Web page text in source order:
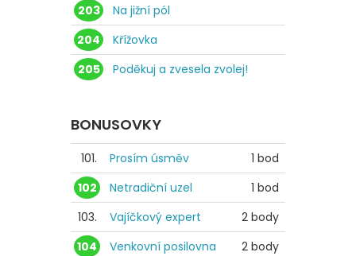
203
Na jižní pól
204
Křížovka
205
Poděkuj a zvesela zvolej!
BONUSOVKY
101. Prosím úsměv
1 bod
102
Netradiční uzel
1 bod
103.
Vajíčkový expert
2 body
104
Venkovní posilovna
2 body